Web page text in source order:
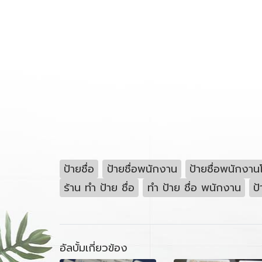
ป้ายชื่อ ป้ายชื่อพนักงาน
ป้ายชื่อพนักงาน
ร้าน ทํา ป้าย ชื่อ
ทํา ป้าย ชื่อ พนักงาน
อัลบั้มเกี่ยวข้อง